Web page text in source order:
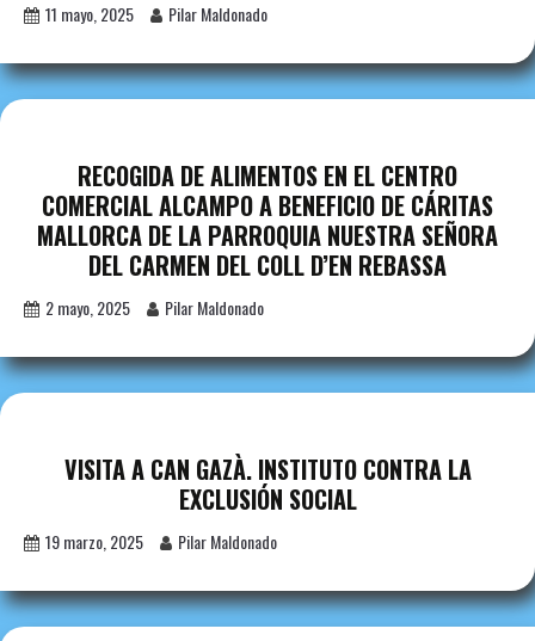
11 mayo, 2025 Pilar Maldonado
RECOGIDA DE ALIMENTOS EN EL CENTRO
COMERCIAL ALCAMPO A BENEFICIO DE CÁRITAS
MALLORCA DE LA PARROQUIA NUESTRA SEÑORA
DEL CARMEN DEL COLL D’EN REBASSA
2 mayo, 2025 Pilar Maldonado
VISITA A CAN GAZÀ. INSTITUTO CONTRA LA
EXCLUSIÓN SOCIAL
19 marzo, 2025 Pilar Maldonado